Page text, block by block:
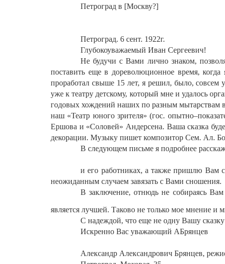
Петроград в [Москву?]
Петроград. 6 сент. 1922г.
Глубокоуважаемый Иван Сергеевич!
Не будучи с Вами лично знаком,
поставить еще в дореволюционное время,
проработал свыше 15 лет, я решил, было, совсем
уже к театру детскому, который мне и удалось
годовых хождений наших по разным мытарствам
наш «Театр юного зрителя» (гос.
Ершова и «Соловей» Андерсена. Ваша сказка
декорации. Музыку пишет композитор Сем. Ал.
В следующем письме я подробнее
и его работниках, а также пришлю Вам
неожиданным случаем завязать с Вами сношения.
В заключение, отнюдь не собираясь
является лучшей. Таково не только мое мнение
С надеждой, что еще не одну Вашу
Искренно Вас уважающий АБрянцев
Александр Александрович Брянцев,